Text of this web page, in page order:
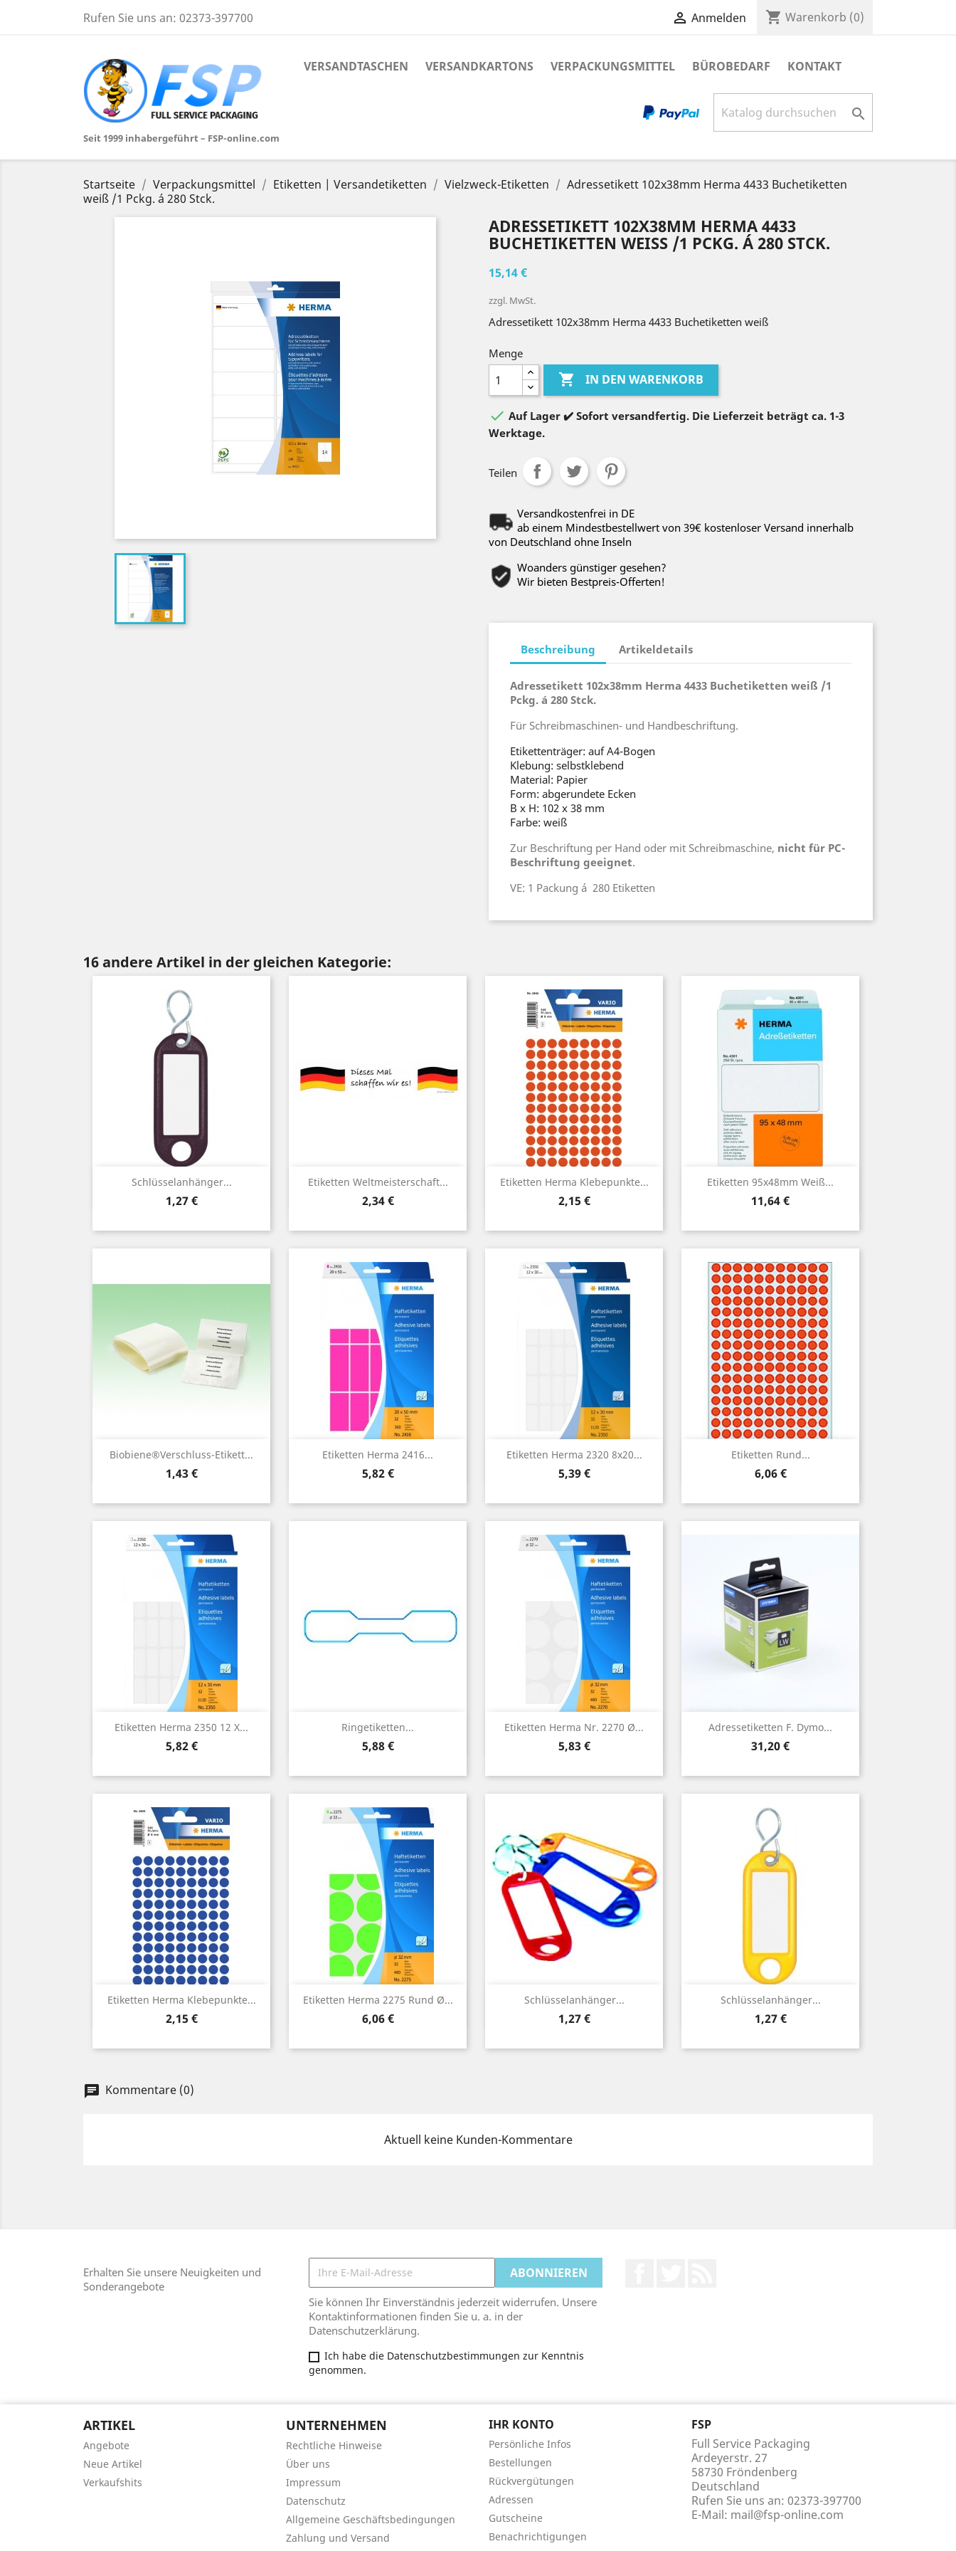
Rufen Sie uns an: 02373-397700  Anmelden shopping_cart Warenkorb (0)
Seit 1999 inhabergeführt – FSP-online.com
VERSANDTASCHEN VERSANDKARTONS VERPACKUNGSMITTEL BÜROBEDARF KONTAKT

Startseite Verpackungsmittel Etiketten | Versandetiketten Vielzweck-Etiketten
Adressetikett 102x38mm Herma 4433 Buchetiketten
weiß /1 Pckg. á 280 Stck.
ADRESSETIKETT 102X38MM HERMA 4433
BUCHETIKETTEN WEISS /1 PCKG. Á 280 STCK.
15,14 €
zzgl. MwSt.
Adressetikett 102x38mm Herma 4433 Buchetiketten weiß
Menge
 IN DEN WARENKORB
 Auf Lager ✔️ Sofort versandfertig. Die Lieferzeit beträgt ca. 1-3
Werktage.
Teilen
Versandkostenfrei in DE
ab einem Mindestbestellwert von 39€ kostenloser Versand innerhalb
von Deutschland ohne Inseln
Woanders günstiger gesehen?
Wir bieten Bestpreis-Offerten!
Beschreibung Artikeldetails
Adressetikett 102x38mm Herma 4433 Buchetiketten weiß /1
Pckg. á 280 Stck.
Für Schreibmaschinen- und Handbeschriftung.
Etikettenträger: auf A4-Bogen
Klebung: selbstklebend
Material: Papier
Form: abgerundete Ecken
B x H: 102 x 38 mm
Farbe: weiß
Zur Beschriftung per Hand oder mit Schreibmaschine, nicht für PC-
Beschriftung geeignet.
VE: 1 Packung á 280 Etiketten
16 andere Artikel in der gleichen Kategorie:
Schlüsselanhänger...
Preis
1,27 €
Vorschau Etiketten Weltmeisterschaft...
Preis
2,34 €
Vorschau Etiketten Herma Klebepunkte...
Preis
2,15 €
Vorschau Etiketten 95x48mm Weiß...
Preis
11,64 €
 Vorschau
Biobiene®Verschluss-Etikett...
Preis
1,43 €
Vorschau Etiketten Herma 2416...
Preis
5,82 €
Vorschau Etiketten Herma 2320 8x20...
Preis
5,39 €
Vorschau Etiketten Rund...
Preis
6,06 €
Vorschau
Etiketten Herma 2350 12 X...
Preis
5,82 €
Vorschau Ringetiketten...
Preis
5,88 €
Vorschau Etiketten Herma Nr. 2270 Ø...
Preis
5,83 €
Vorschau Adressetiketten F. Dymo...
Preis
31,20 €
Vorschau
Etiketten Herma Klebepunkte...
Preis
2,15 €
Vorschau Etiketten Herma 2275 Rund Ø...
Preis
6,06 €
Vorschau Schlüsselanhänger...
Preis
1,27 €
Vorschau Schlüsselanhänger...
Preis
1,27 €
Vorschau
chat Kommentare (0)
Aktuell keine Kunden-Kommentare
Erhalten Sie unsere Neuigkeiten und
Sonderangebote
Sie können Ihr Einverständnis jederzeit widerrufen. Unsere
Kontaktinformationen finden Sie u. a. in der
Datenschutzerklärung.
Ich habe die Datenschutzbestimmungen zur Kenntnis
genommen.
ARTIKEL
Angebote
Neue Artikel
Verkaufshits
UNTERNEHMEN
Rechtliche Hinweise
Über uns
Impressum
Datenschutz
Allgemeine Geschäftsbedingungen
Zahlung und Versand
IHR KONTO
Persönliche Infos
Bestellungen
Rückvergütungen
Adressen
Gutscheine
Benachrichtigungen
FSP
Full Service Packaging
Ardeyerstr. 27
58730 Fröndenberg
Deutschland
Rufen Sie uns an: 02373-397700
E-Mail: mail@fsp-online.com